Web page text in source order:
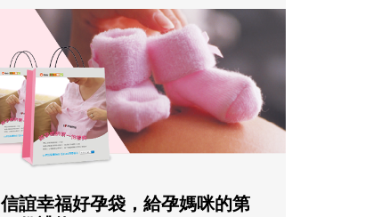
信誼幸福好孕袋，給孕媽咪的第